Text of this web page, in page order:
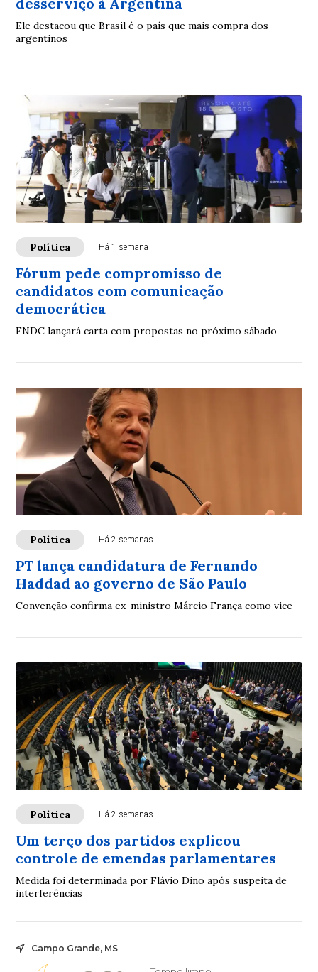
Ele destacou que Brasil é o país que mais compra dos
argentinos
Política Há 1 semana
Fórum pede compromisso de
candidatos com comunicação
democrática
FNDC lançará carta com propostas no próximo sábado
Política Há 2 semanas
PT lança candidatura de Fernando
Haddad ao governo de São Paulo
Convenção confirma ex-ministro Márcio França como vice
Política Há 2 semanas
Um terço dos partidos explicou
controle de emendas parlamentares
Medida foi determinada por Flávio Dino após suspeita de
interferências
Campo Grande, MS